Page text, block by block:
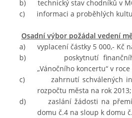
INZERCE
MATCH DAY
b) technický stav chodníků v
c) informaci a proběhlých
Osadní výbor požádal vedení
a)
vyplacení částky 5 000,- Kč
b)
poskytnutí
„Vánočního koncertu“ v roce
c)
zahrnutí schválených
rozpočtu města na rok 2013;
d)
zaslání žádosti na
domu č.4 na sloup k domu